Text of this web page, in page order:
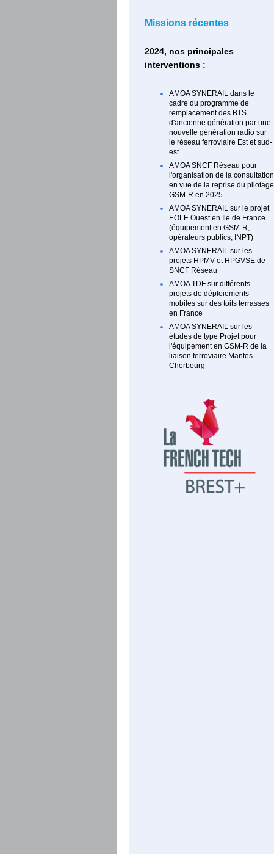
Missions récentes
2024, nos principales
interventions :
AMOA SYNERAIL dans le
cadre du programme de
remplacement des BTS
d'ancienne génération par une
nouvelle génération radio sur
le réseau ferroviaire Est et sud-
est
AMOA SNCF Réseau pour
l'organisation de la consultation
en vue de la reprise du pilotage
GSM-R en 2025
AMOA SYNERAIL sur le projet
EOLE Ouest en Ile de France
(équipement en GSM-R,
opérateurs publics, INPT)
AMOA SYNERAIL sur les
projets HPMV et HPGVSE de
SNCF Réseau
AMOA TDF sur différents
projets de déploiements
mobiles sur des toits terrasses
en France
AMOA SYNERAIL sur les
études de type Projet pour
l'équipement en GSM-R de la
liaison ferroviaire Mantes -
Cherbourg